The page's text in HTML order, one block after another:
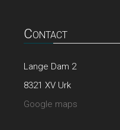
Contact
Lange Dam 2
8321 XV Urk
Google maps